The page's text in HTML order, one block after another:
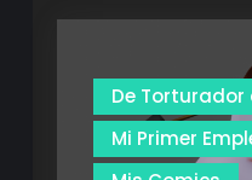
De Torturador
Mi Primer